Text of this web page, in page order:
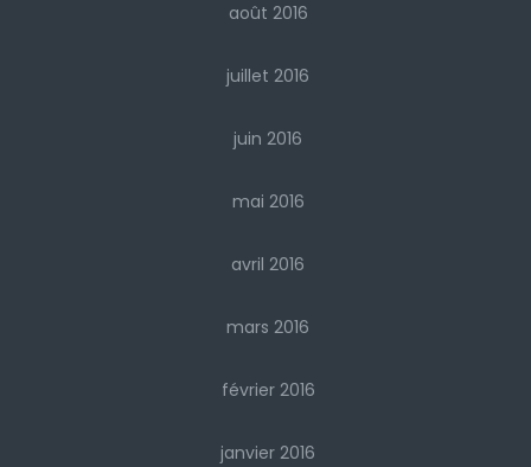
août 2016
juillet 2016
juin 2016
mai 2016
avril 2016
mars 2016
février 2016
janvier 2016